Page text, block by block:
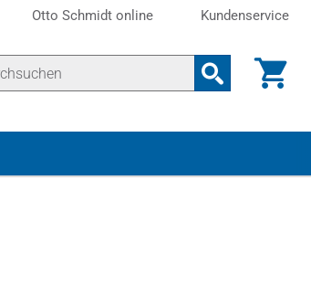
Otto Schmidt online Kundenservice